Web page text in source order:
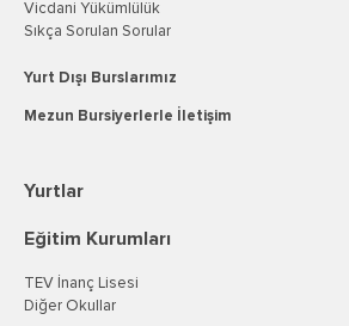
Vicdani Yükümlülük
Sıkça Sorulan Sorular
Yurt Dışı Burslarımız
Mezun Bursiyerlerle İletişim
Yurtlar
Eğitim Kurumları
TEV İnanç Lisesi
Diğer Okullar